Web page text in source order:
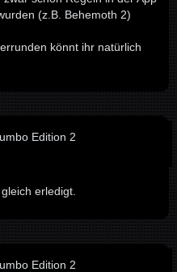
(z.B. Behemoth 2)
könnt ihr natürlich
Edition 2
erledigt.
Edition 2